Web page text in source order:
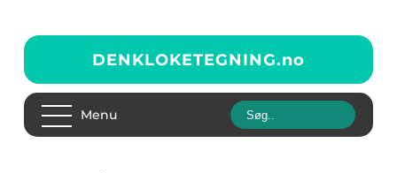
DENKLOKETEGNING.no
Menu